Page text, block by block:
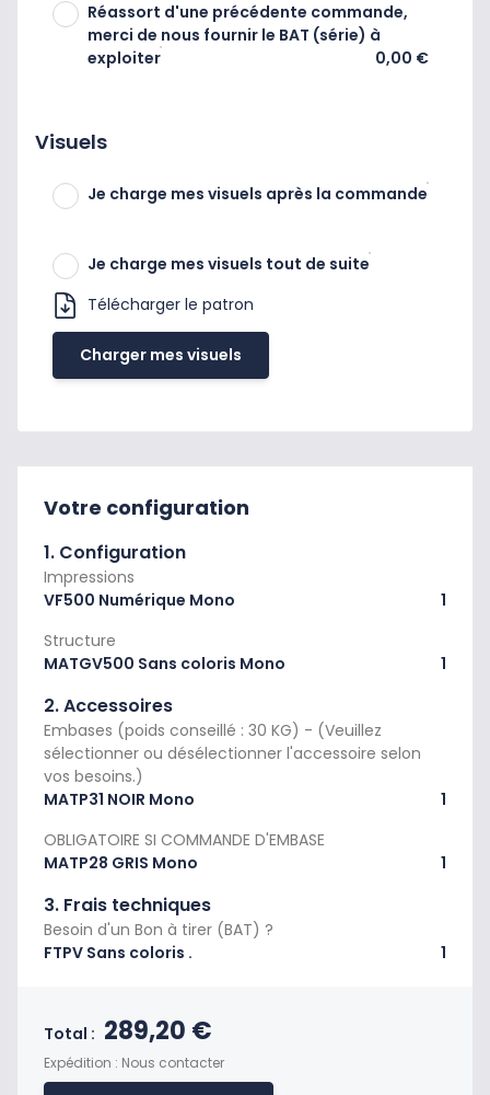
Réassort d'une précédente commande,
merci de nous fournir le BAT (série) à
exploiter
0,00 €
Visuels
Je charge mes visuels après la commande
Je charge mes visuels tout de suite
Télécharger le patron
Charger mes visuels
Votre configuration
1. Configuration
Impressions
VF500 Numérique Mono
1
Structure
MATGV500 Sans coloris Mono
1
2. Accessoires
Embases (poids conseillé : 30 KG) - (Veuillez
sélectionner ou désélectionner l'accessoire selon
vos besoins.)
MATP31 NOIR Mono
1
OBLIGATOIRE SI COMMANDE D'EMBASE
MATP28 GRIS Mono
1
3. Frais techniques
Besoin d'un Bon à tirer (BAT) ?
FTPV Sans coloris .
1
Total : Prix final du produit
289,20 €
Expédition : Nous contacter